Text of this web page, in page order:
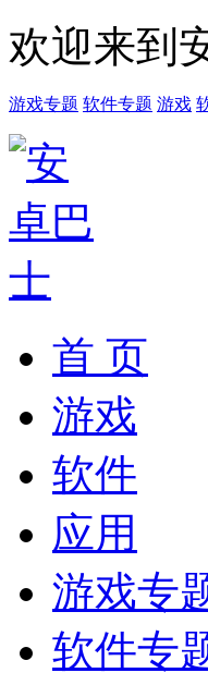
欢迎来到
游戏专题 软件专题 游戏
首 页
游戏
软件
应用
游戏专
软件专